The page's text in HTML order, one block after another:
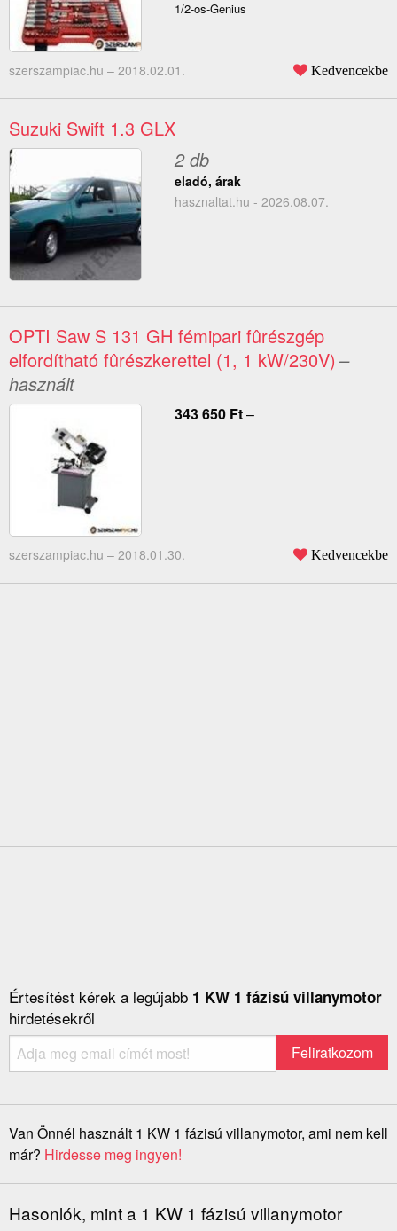
1/2-os-Genius
szerszampiac.hu – 2018.02.01. Kedvencekbe
Suzuki Swift 1.3 GLX
2 db
eladó, árak
hasznaltat.hu - 2026.08.07.
OPTI Saw S 131 GH fémipari fûrészgép
elfordítható fûrészkerettel (1, 1 kW/230V) –
használt
343 650 Ft–
szerszampiac.hu – 2018.01.30. Kedvencekbe
Értesítést kérek a legújabb 1 KW 1 fázisú villanymotor
hirdetésekről
Van Önnél használt 1 KW 1 fázisú villanymotor, ami nem kell
már? Hirdesse meg ingyen!
Hasonlók, mint a 1 KW 1 fázisú villanymotor